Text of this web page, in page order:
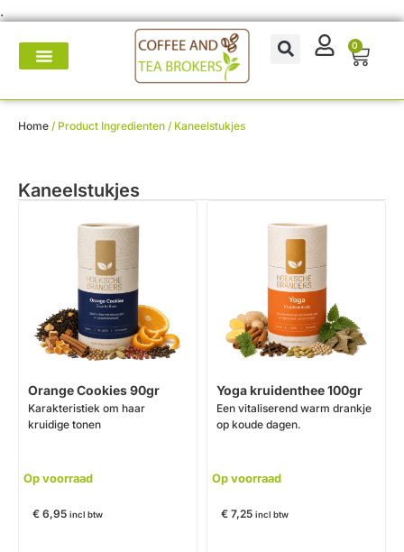
.
0
Home / Product Ingredienten / Kaneelstukjes
Kaneelstukjes
Orange Cookies 90gr
Karakteristiek om haar
kruidige tonen
Op voorraad
€ 6,95 incl btw
Yoga kruidenthee 100gr
Een vitaliserend warm drankje
op koude dagen.
Op voorraad
€ 7,25 incl btw